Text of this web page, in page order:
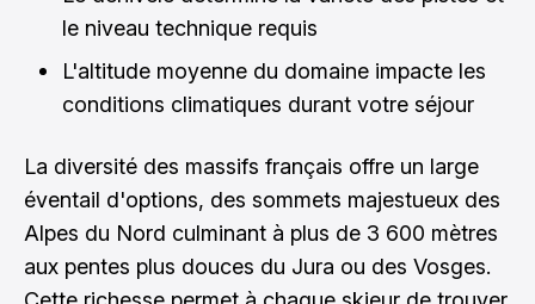
le niveau technique requis
L'altitude moyenne du domaine impacte les
conditions climatiques durant votre séjour
La diversité des massifs français offre un large
éventail d'options, des sommets majestueux des
Alpes du Nord culminant à plus de 3 600 mètres
aux pentes plus douces du Jura ou des Vosges.